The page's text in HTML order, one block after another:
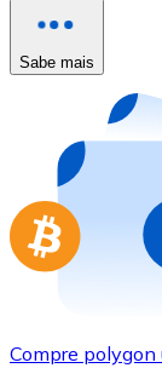
Comprar
Compre
Ir para a
Sabe mais
Compre polygon